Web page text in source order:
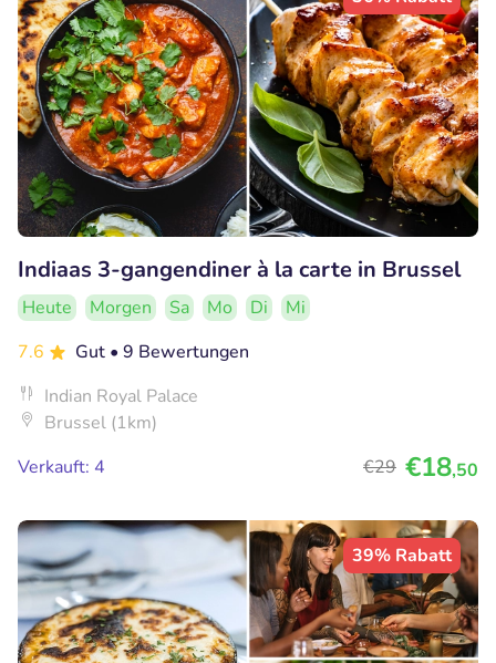
Indiaas 3-gangendiner à la carte in Brussel
Heute Morgen Sa Mo Di
Mi
7.6
Gut • 9 Bewertungen
Indian Royal Palace
Brussel (1km)
Verkauft: 4
€29 €18,50
39% Rabatt